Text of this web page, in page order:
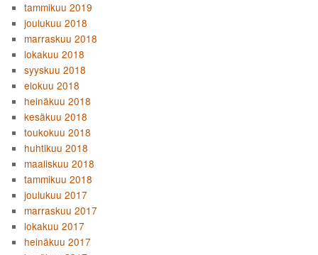
tammikuu 2019
joulukuu 2018
marraskuu 2018
lokakuu 2018
syyskuu 2018
elokuu 2018
heinäkuu 2018
kesäkuu 2018
toukokuu 2018
huhtikuu 2018
maaliskuu 2018
tammikuu 2018
joulukuu 2017
marraskuu 2017
lokakuu 2017
heinäkuu 2017